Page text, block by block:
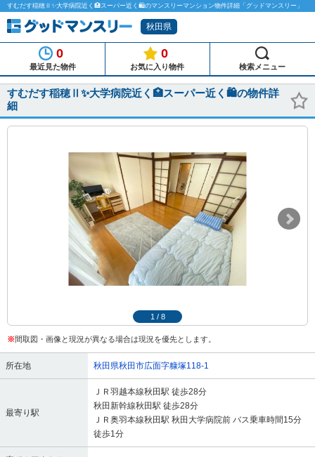
すむだす稲穂Ⅱ✨大学病院近く🏥スーパー近く🛍のマンスリーマンション物件詳細「グッドマンスリー」
秋田県
0
最近見た物件
0
お気に入り物件 検索メニュー
すむだす稲穂Ⅱ✨大学病院近く🏥スーパー近く🛍の物件詳
細
1 / 8
※間取図・画像と現況が異なる場合は現況を優先とします。
所在地 秋田県秋田市広面字糠塚118-1
最寄り駅
ＪＲ羽越本線秋田駅 徒歩28分
秋田新幹線秋田駅 徒歩28分
ＪＲ奥羽本線秋田駅 秋田大学病院前 バス乗車時間15分
徒歩1分